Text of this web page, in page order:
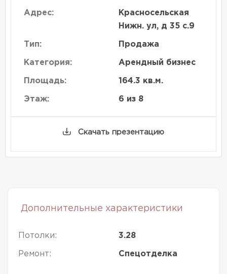
Адрес:
Красносельская
Нижн. ул, д 35 с.9
Тип: Продажа
Категория: Арендный бизнес
Площадь: 164.3 кв.м.
Этаж: 6 из 8
Скачать презентацию
Дополнительные характеристики
Потолки: 3.28
Ремонт: Спецотделка